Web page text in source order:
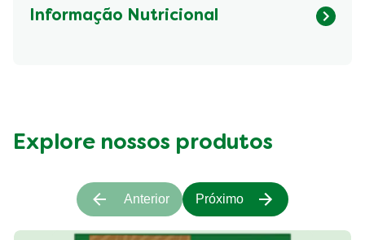
Informação Nutricional
Explore nossos produtos
Anterior Próximo